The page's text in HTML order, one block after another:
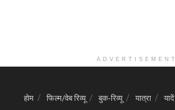
ADVERTISEMENT
होम फिल्म/वेब रिव्यू बुक-रिव्यू यात्रा यादें